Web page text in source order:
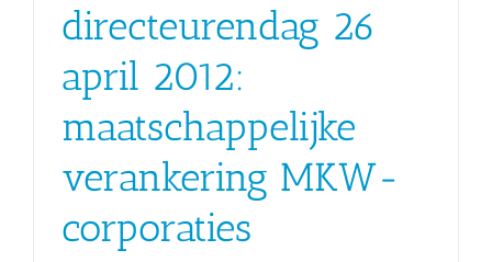
directeurendag 26
april 2012:
maatschappelijke
verankering MKW-
corporaties